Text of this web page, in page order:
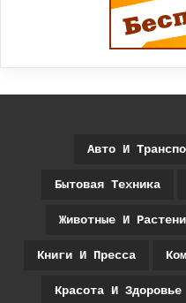
Авто И
Бытовая Техника
Животные И
Книги И Пресса
Красота И Здоровье